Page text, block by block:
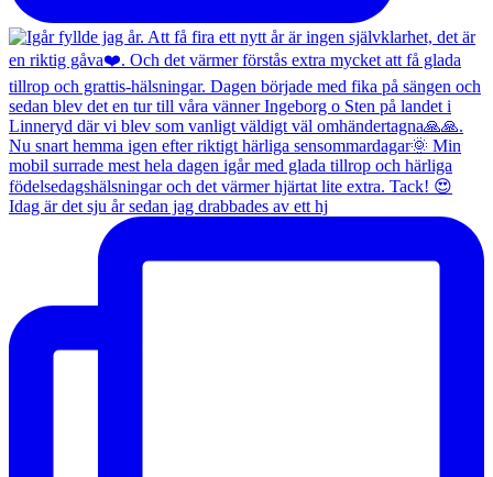
Idag är det sju år sedan jag drabbades av ett hj